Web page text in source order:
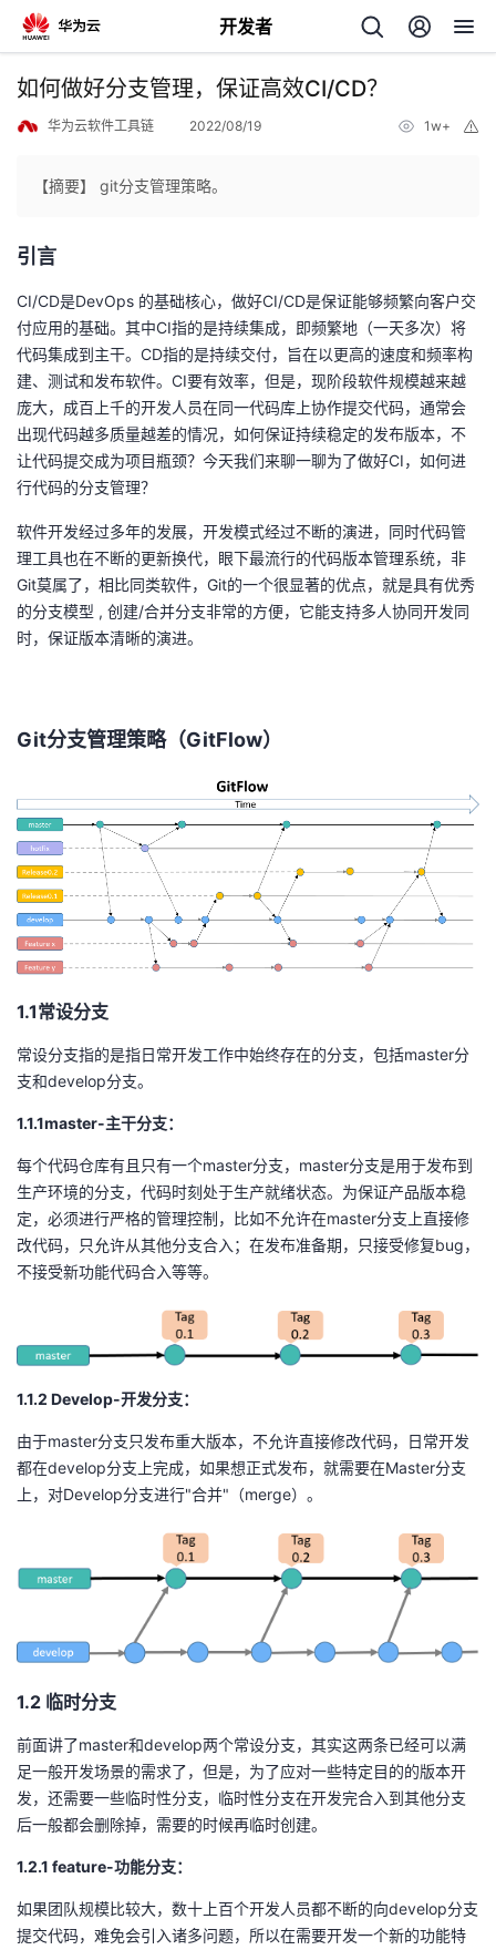
开发者
返
个
人
主
页
我
的
开
发
者
我
的
客
我
论
坛
的
圈
子
我
的
直
播
我
的
活
动
我
的
关
注
我
的
开
发
者
学
堂
的
课
程
我
的
认
证
我
的
实
我
的
我
的
Programs
我
的
支
持
我
的
术
支
持
我
云
声
建
如何做好分支管理，保证高效CI/CD？
华为云软件工具链 2022/08/19 1w+
【摘要】 git分支管理策略。
引言
CI/CD是DevOps 的基础核心，做好CI/CD是保证能够频繁向客户交
付应用的基础。其中CI指的是持续集成，即频繁地（一天多次）将
代码集成到主干。CD指的是持续交付，旨在以更高的速度和频率构
建、测试和发布软件。CI要有效率，但是，现阶段软件规模越来越
庞大，成百上千的开发人员在同一代码库上协作提交代码，通常会
出现代码越多质量越差的情况，如何保证持续稳定的发布版本，不
让代码提交成为项目瓶颈？今天我们来聊一聊为了做好CI，如何进
行代码的分支管理？
软件开发经过多年的发展，开发模式经过不断的演进，同时代码管
理工具也在不断的更新换代，眼下最流行的代码版本管理系统，非
Git莫属了，相比同类软件，Git的一个很显著的优点，就是具有优秀
的分支模型 , 创建/合并分支非常的方便，它能支持多人协同开发同
时，保证版本清晰的演进。
Git分支管理策略（GitFlow）
1.1常设分支
常设分支指的是指日常开发工作中始终存在的分支，包括master分
支和develop分支。
1.1.1master-主干分支：
每个代码仓库有且只有一个master分支，master分支是用于发布到
生产环境的分支，代码时刻处于生产就绪状态。为保证产品版本稳
定，必须进行严格的管理控制，比如不允许在master分支上直接修
改代码，只允许从其他分支合入；在发布准备期，只接受修复bug，
不接受新功能代码合入等等。
1.1.2 Develop-开发分支：
由于master分支只发布重大版本，不允许直接修改代码，日常开发
都在develop分支上完成，如果想正式发布，就需要在Master分支
上，对Develop分支进行"合并"（merge）。
1.2 临时分支
前面讲了master和develop两个常设分支，其实这两条已经可以满
足一般开发场景的需求了，但是，为了应对一些特定目的的版本开
发，还需要一些临时性分支，临时性分支在开发完合入到其他分支
后一般都会删除掉，需要的时候再临时创建。
1.2.1 feature-功能分支：
如果团队规模比较大，数十上百个开发人员都不断的向develop分支
提交代码，难免会引入诸多问题，所以在需要开发一个新的功能特